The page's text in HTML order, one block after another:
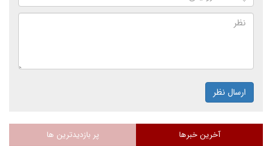
ارسال نظر
آخرین خبرها پر بازدیدترین ها